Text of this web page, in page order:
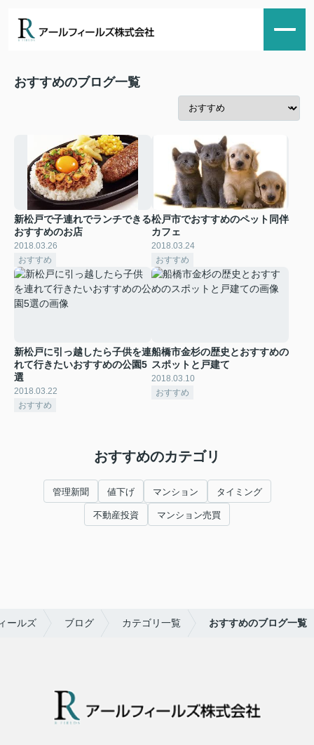
おすすめのブログ一覧
新松戸で子連れでランチできる
おすすめのお店
2018.03.26
おすすめ
松戸市でおすすめのペット同伴
カフェ
2018.03.24
おすすめ
新松戸に引っ越したら子供を連
れて行きたいおすすめの公園5
選
2018.03.22
おすすめ
船橋市金杉の歴史とおすすめの
スポットと戸建て
2018.03.10
おすすめ
おすすめのカテゴリ
管理新聞 値下げ マンション タイミング
不動産投資 マンション売買
ールズ ブログ カテゴリ一覧 おすすめのブログ一覧